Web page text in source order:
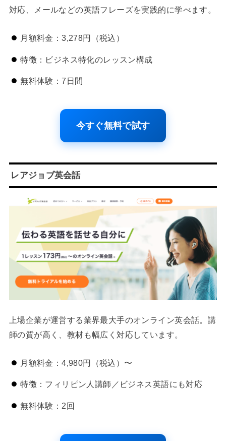
対応、メールなどの英語フレーズを実践的に学べます。
月額料金：3,278円（税込）
特徴：ビジネス特化のレッスン構成
無料体験：7日間
今すぐ無料で試す
レアジョブ英会話
上場企業が運営する業界最大手のオンライン英会話。講
師の質が高く、教材も幅広く対応しています。
月額料金：4,980円（税込）〜
特徴：フィリピン人講師／ビジネス英語にも対応
無料体験：2回